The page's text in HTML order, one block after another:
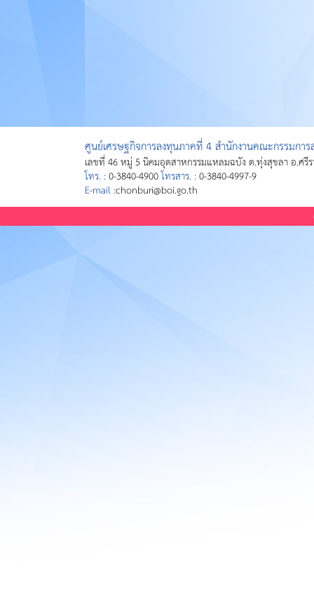
ศูนย์เศรษฐกิจการลงทุนภาคที่ 4 สำนักงานคณะกรรมการ
เลขที่ 46 หมู่ 5 นิคมอุตสาหกรรมแหลมฉบัง ต.ทุ่งสุขลา อ.ศรี
โทร. :0-3840-4900โทรสาร. :0-3840-4997-9
E-mail :chonburi@boi.go.th